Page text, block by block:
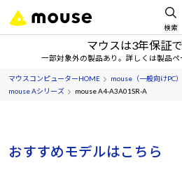
検索
マウスは3年保証
一部対象外の製品あり。詳しくは製品ペ
マウスコンピューターHOME mouse（一般向けPC）
mouse Aシリーズ
mouse A4-A3A01SR-A
おすすめモデルはこちら